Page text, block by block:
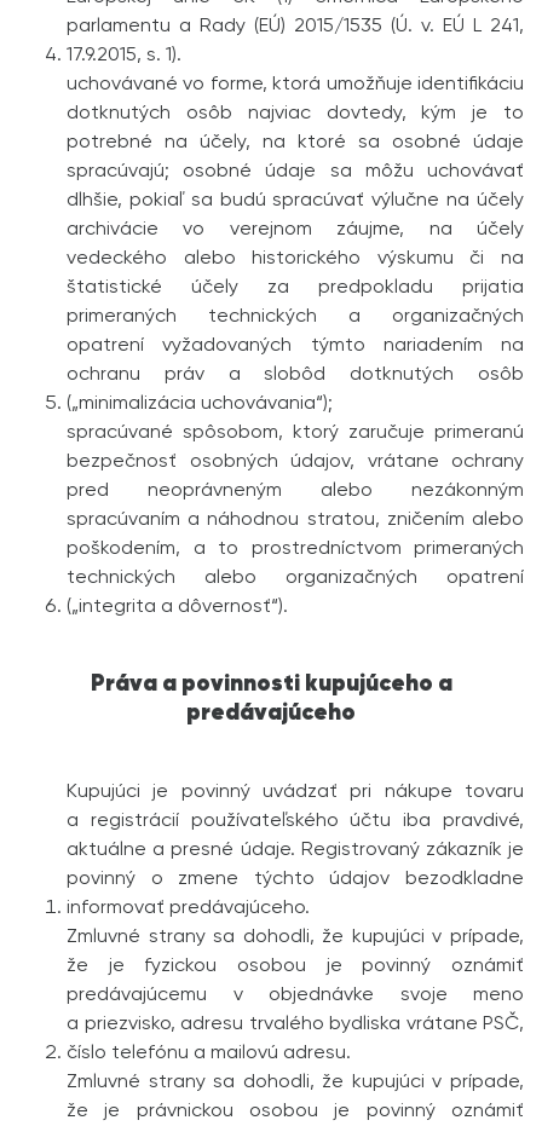
parlamentu a Rady (EÚ) 2015/1535 (Ú. v. EÚ L 241,
17.9.2015, s. 1).
uchovávané vo forme, ktorá umožňuje identifikáciu
dotknutých osôb najviac dovtedy, kým je to
potrebné na účely, na ktoré sa osobné údaje
spracúvajú; osobné údaje sa môžu uchovávať
dlhšie, pokiaľ sa budú spracúvať výlučne na účely
archivácie vo verejnom záujme, na účely
vedeckého alebo historického výskumu či na
štatistické účely za predpokladu prijatia
primeraných technických a organizačných
opatrení vyžadovaných týmto nariadením na
ochranu práv a slobôd dotknutých osôb
(„minimalizácia uchovávania“);
spracúvané spôsobom, ktorý zaručuje primeranú
bezpečnosť osobných údajov, vrátane ochrany
pred neoprávneným alebo nezákonným
spracúvaním a náhodnou stratou, zničením alebo
poškodením, a to prostredníctvom primeraných
technických alebo organizačných opatrení
(„integrita a dôvernosť“).
Práva a povinnosti kupujúceho a
predávajúceho
Kupujúci je povinný uvádzať pri nákupe tovaru
a registrácií používateľského účtu iba pravdivé,
aktuálne a presné údaje. Registrovaný zákazník je
povinný o zmene týchto údajov bezodkladne
informovať predávajúceho.
Zmluvné strany sa dohodli, že kupujúci v prípade,
že je fyzickou osobou je povinný oznámiť
predávajúcemu v objednávke svoje meno
a priezvisko, adresu trvalého bydliska vrátane PSČ,
číslo telefónu a mailovú adresu.
Zmluvné strany sa dohodli, že kupujúci v prípade,
že je právnickou osobou je povinný oznámiť